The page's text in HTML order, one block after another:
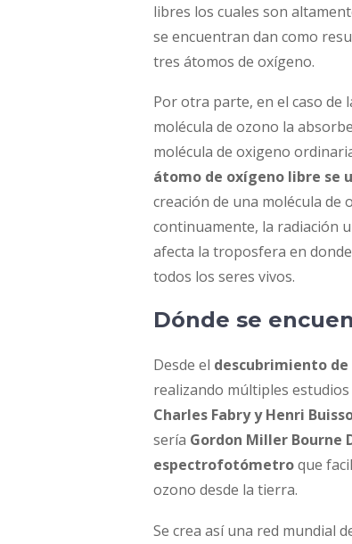
libres los cuales son
se encuentran dan como
tres átomos de oxígeno.
Por otra parte, en el caso de
molécula de ozono la
molécula de oxigeno
átomo de oxígeno libre se
creación de una molécula de
continuamente, la radiación
afecta la troposfera en
todos los seres vivos.
Dónde se
Desde el descubrimiento de
realizando múltiples
Charles Fabry y Henri
sería Gordon Miller Bourne
espectrofotómetroque
ozono desde la tierra.
Se crea así una red mundial